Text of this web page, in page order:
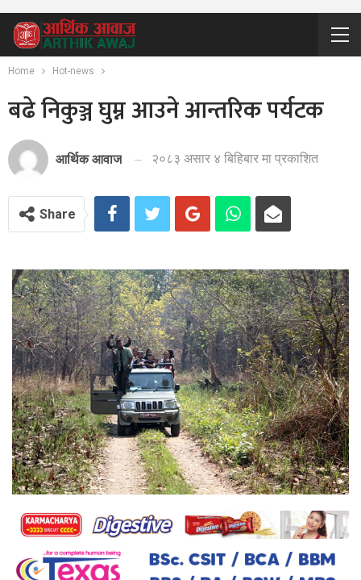
Home Hot-news
बढे निकुञ्ज घुम्न आउने आन्तरिक पर्यटक
आर्थिक आवाज २०८३ असार ४ बिहिबार मा प्रकाशित
Share